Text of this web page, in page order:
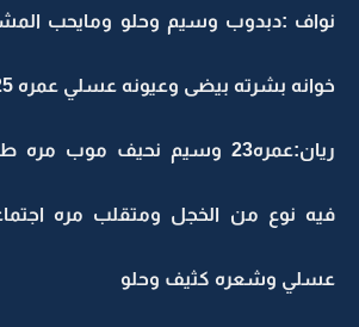
نواف :دبدوب وسيم وحلو ومايحب
خوانه بشرته بيضى وعيونه عسلي عمره 25
ريان:عمره23 وسيم نحيف
فيه نوع من الخجل ومتقلب مره
عسلي وشعره كثيف وحلو